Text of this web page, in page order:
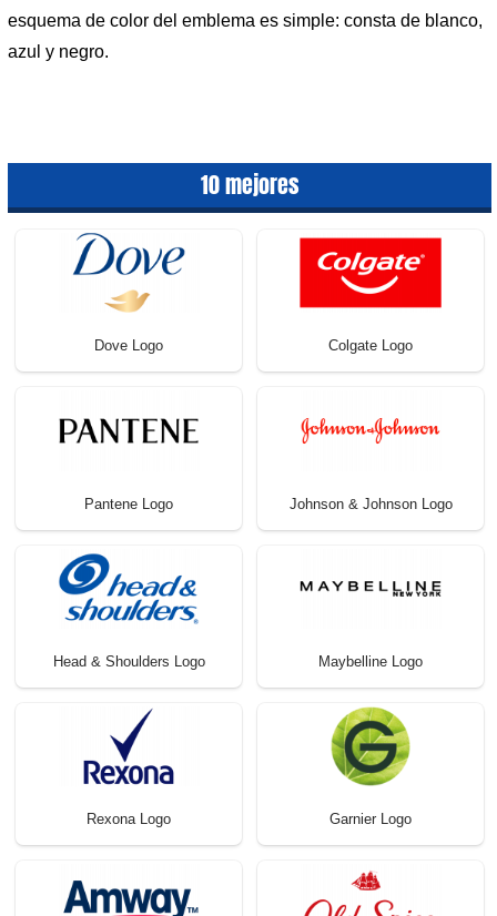
esquema de color del emblema es simple: consta de blanco,
azul y negro.
10 mejores
Dove Logo Colgate Logo
Pantene Logo Johnson & Johnson Logo
Head & Shoulders Logo Maybelline Logo
Rexona Logo Garnier Logo